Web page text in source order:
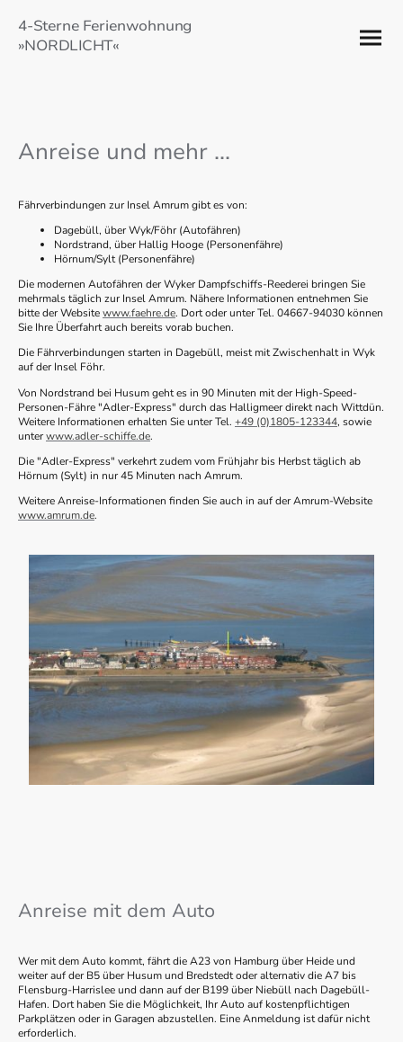
4-Sterne Ferienwohnung
»NORDLICHT«
Anreise und mehr ...
Fährverbindungen zur Insel Amrum gibt es von:
Dagebüll, über Wyk/Föhr (Autofähren)
Nordstrand, über Hallig Hooge (Personenfähre)
Hörnum/Sylt (Personenfähre)
Die modernen Autofähren der Wyker Dampfschiffs-Reederei bringen Sie
mehrmals täglich zur Insel Amrum. Nähere Informationen entnehmen Sie
bitte der Websitewww.faehre.de. Dort oder unter Tel. 04667-94030 können
Sie Ihre Überfahrt auch bereits vorab buchen.
Die Fährverbindungen starten in Dagebüll, meist mit Zwischenhalt in Wyk
auf der Insel Föhr.
Von Nordstrand bei Husum geht es in 90 Minuten mit der High-Speed-
Personen-Fähre "Adler-Express" durch das Halligmeer direkt nach Wittdün.
Weitere Informationen erhalten Sie unter Tel. +49 (0)1805-123344, sowie
unterwww.adler-schiffe.de.
Die "Adler-Express" verkehrt zudem vom Frühjahr bis Herbst täglich ab
Hörnum (Sylt) in nur 45 Minuten nach Amrum.
Weitere Anreise-Informationen finden Sie auch in auf der Amrum-Website
www.amrum.de.
Anreise mit dem Auto
Wer mit dem Auto kommt, fährt die A23 von Hamburg über Heide und
weiter auf der B5 über Husum und Bredstedt oder alternativ die A7 bis
Flensburg-Harrislee und dann auf der B199 über Niebüll nach Dagebüll-
Hafen. Dort haben Sie die Möglichkeit, Ihr Auto auf kostenpflichtigen
Parkplätzen oder in Garagen abzustellen. Eine Anmeldung ist dafür nicht
erforderlich.